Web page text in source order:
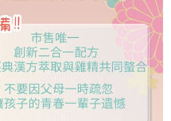
個別帳號之用戶狀況，依本公司即
不足之情形，本公司將視審查結果
訊註冊。若發現惡意使用之情形，
使用額度並採取法律行動。